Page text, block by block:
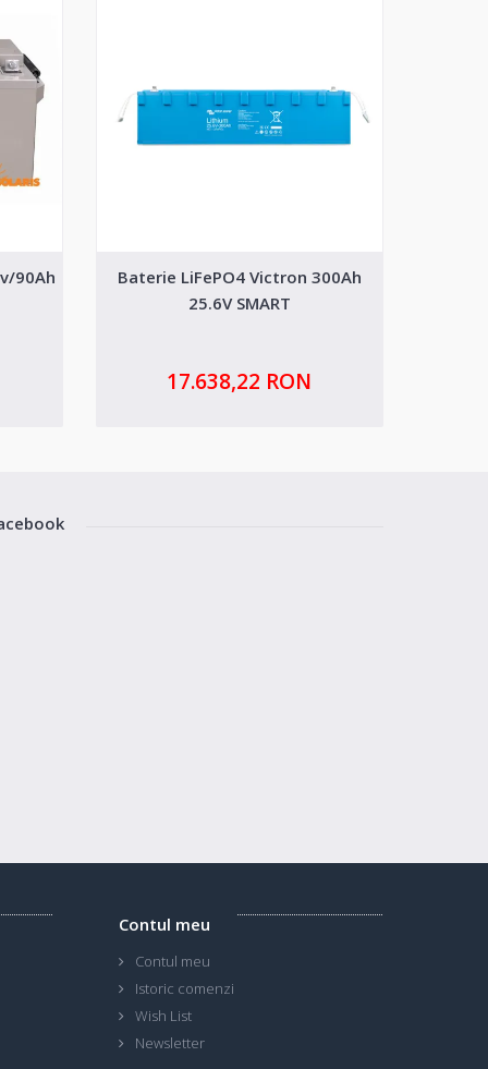
90Ah
Baterie LiFePO4 Victron 300Ah
25.6V SMART
17.638,22 RON
Contul meu
Contul meu
Istoric comenzi
Wish List
Newsletter